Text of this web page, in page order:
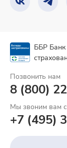
ББР Банк
Позвонить нам
8 (800)
Мы звоним вам
+7 (495)